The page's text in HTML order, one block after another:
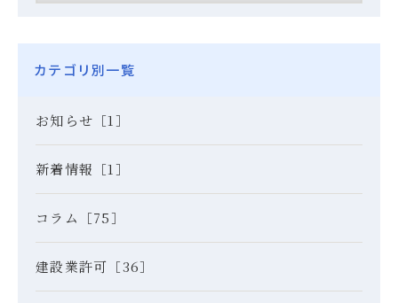
カテゴリ別一覧
お知らせ［1］
新着情報［1］
コラム［75］
建設業許可［36］